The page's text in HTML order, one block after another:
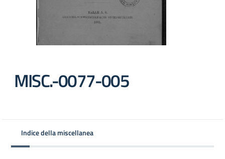
MISC.-0077-005
Indice della miscellanea